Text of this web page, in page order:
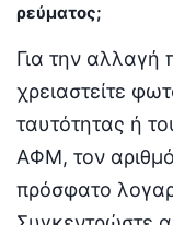
ρεύματος;
Για την αλλαγή
χρειαστείτε
ταυτότητας ή
ΑΦΜ, τον
πρόσφατο